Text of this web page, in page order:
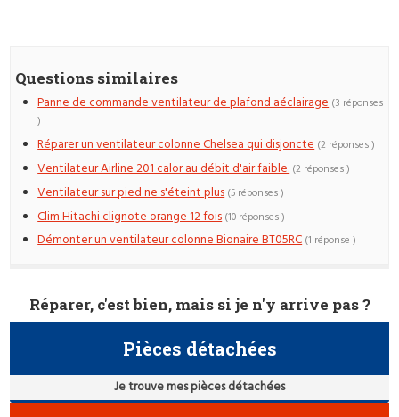
Questions similaires
Panne de commande ventilateur de plafond aéclairage (3 réponses
)
Réparer un ventilateur colonne Chelsea qui disjoncte (2 réponses )
Ventilateur Airline 201 calor au débit d'air faible. (2 réponses )
Ventilateur sur pied ne s'éteint plus (5 réponses )
Clim Hitachi clignote orange 12 fois (10 réponses )
Démonter un ventilateur colonne Bionaire BT05RC (1 réponse )
Réparer, c'est bien, mais si je n'y arrive pas ?
Pièces détachées
Je trouve mes pièces détachées